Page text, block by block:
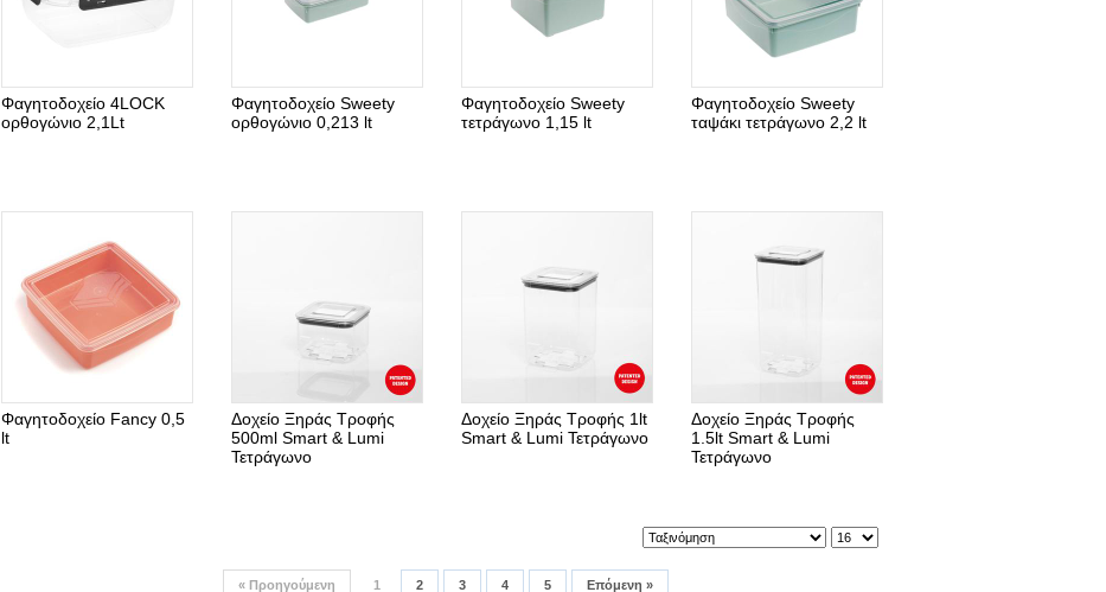
Φαγητοδοχείο 4LOCK
ορθογώνιο 2,1Lt
Φαγητοδοχείο Sweety
ορθογώνιο 0,213 lt
Φαγητοδοχείο Sweety
τετράγωνο 1,15 lt
Φαγητοδοχείο Sweety
ταψάκι τετράγωνο 2,2 lt
Φαγητοδοχείο Fancy 0,5
lt
Δοχείο Ξηράς Τροφής
500ml Smart & Lumi
Τετράγωνο
Δοχείο Ξηράς Τροφής 1lt
Smart & Lumi Τετράγωνο
Δοχείο Ξηράς Τροφής
1.5lt Smart & Lumi
Τετράγωνο
« Προηγούμενη 1 2 3 4 5 Επόμενη »